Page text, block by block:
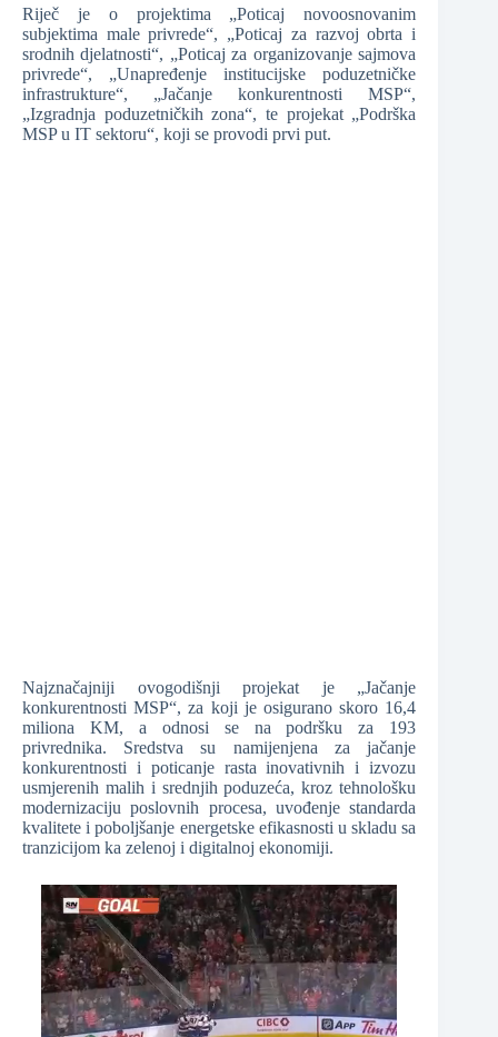
Riječ je o projektima „Poticaj novoosnovanim
subjektima male privrede“, „Poticaj za razvoj obrta i
srodnih djelatnosti“, „Poticaj za organizovanje sajmova
privrede“, „Unapređenje institucijske poduzetničke
infrastrukture“, „Jačanje konkurentnosti MSP“,
„Izgradnja poduzetničkih zona“, te projekat „Podrška
MSP u IT sektoru“, koji se provodi prvi put.
Najznačajniji ovogodišnji projekat je „Jačanje
konkurentnosti MSP“, za koji je osigurano skoro 16,4
miliona KM, a odnosi se na podršku za 193
privrednika. Sredstva su namijenjena za jačanje
konkurentnosti i poticanje rasta inovativnih i izvozu
usmjerenih malih i srednjih poduzeća, kroz tehnološku
modernizaciju poslovnih procesa, uvođenje standarda
kvalitete i poboljšanje energetske efikasnosti u skladu sa
tranzicijom ka zelenoj i digitalnoj ekonomiji.
❆
❆